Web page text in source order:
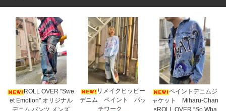
ROLL OVER "Swe
et Emotion" オリジナル
リメイクヒッピー
デニム ペイント パッ
チワーク
ペイントデニムジ
ャケット Miharu-Chan